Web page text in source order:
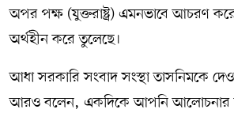
অপর পক্ষ (যুক্তরাষ্ট্র) এমনভাবে আচরণ
অর্থহীন করে তুলেছে।
আধা সরকারি সংবাদ সংস্থা তাসনিমকে
আরও বলেন, একদিকে আপনি আলোচনার